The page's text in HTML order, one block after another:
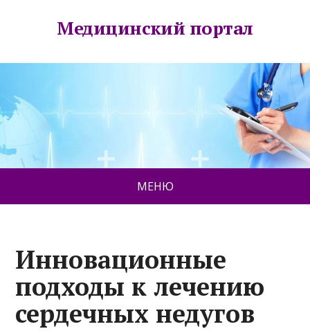
Медицинский портал
МЕНЮ
Инновационные
подходы к лечению
сердечных недугов